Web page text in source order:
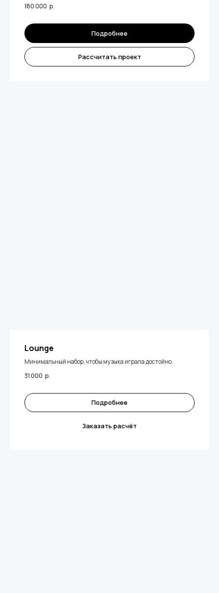
180 000 р.
Подробнее
Рассчитать проект
Lounge
Минимальный набор, чтобы музыка играла достойно.
31 000 р.
Подробнее
Заказать расчёт